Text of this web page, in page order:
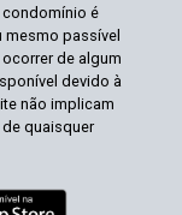
condomínio é
passível
de algum
devido à
não implicam
quaisquer